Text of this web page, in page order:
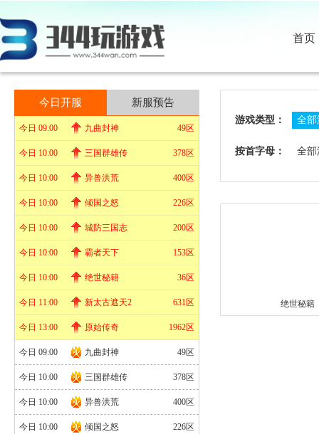
首页
今日开服 新服预告
今日 09:00 九曲封神 49区
今日 10:00 三国群雄传 378区
今日 10:00 异兽洪荒 400区
今日 10:00 倾国之怒 226区
今日 10:00 城防三国志 200区
今日 10:00 霸者天下 153区
今日 10:00 绝世秘籍 36区
今日 11:00 新太古遮天2 631区
今日 13:00 原始传奇 1962区
今日 09:00 九曲封神 49区
今日 10:00 三国群雄传 378区
今日 10:00 异兽洪荒 400区
今日 10:00 倾国之怒 226区
游戏类型： 全部
按首字母： 全部
绝世秘籍